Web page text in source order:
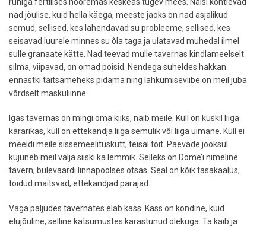
nad jõulise, kuid hella käega, meeste jaoks on nad asjalikud
semud, sellised, kes lahendavad su probleeme, sellised, kes
seisavad luurele minnes su õla taga ja ulatavad muhedal ilmel
sulle granaate kätte. Nad teevad mulle tavernas kindlameelselt
silma, viipavad, on omad poisid. Nendega suheldes hakkan
ennastki täitsameheks pidama ning lahkumiseviibe on meil juba
võrdselt maskuliinne.
Igas tavernas on mingi oma kiiks, näib meile. Küll on kuskil liiga
kärarikas, küll on ettekandja liiga semulik või liiga uimane. Küll ei
meeldi meile sissemeelituskutt, teisal toit. Päevade jooksul
kujuneb meil välja siiski ka lemmik. Selleks on Dome’i nimeline
tavern, bulevaardi linnapoolses otsas. Seal on kõik tasakaalus,
toidud maitsvad, ettekandjad parajad.
Väga paljudes tavernates elab kass. Kass on kondine, kuid
elujõuline, selline katsumustes karastunud olekuga. Ta käib ja